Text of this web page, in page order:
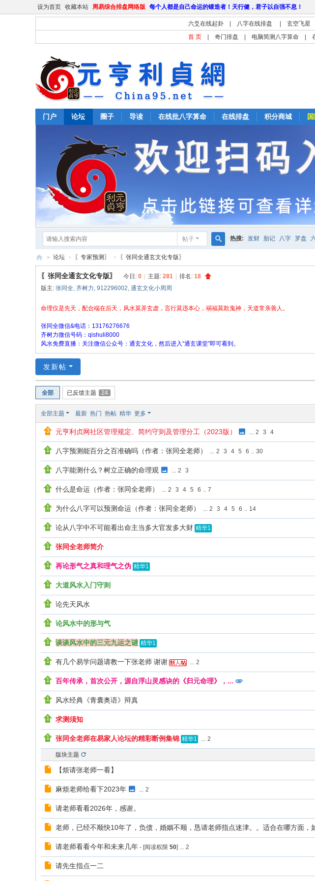
设为首页 收藏本站 周易综合排盘网络版 每个人都是自己命运的锻造者！天行健，君子以自强不息！
六爻在线起卦 八字在线排盘 玄空飞星
首 页
奇门排盘 电脑简测八字算命
门户 论坛 圈子 导读 在线批八字算命 在线排盘 积分商城
帖子
索
热搜: 发财 胎记 八字 罗盘
元
亨
网
在
线
命
论
坛
» 论坛 › 〖专家预测〗 › 〖张同全通玄文化专版〗
〖张同全通玄文化专版〗 今日: 0 主题: 281 排名: 18
版主: 张同全, 齐树力, 912296002, 通玄文化小周周
命理仅是先天，配合端在后天，风水莫弄玄虚，言行莫违本心，祸福莫欺鬼神，天道常亲善人。
张同全微信&电话：13176276676
齐树力微信号码：qishuli8000
风水免费直播：关注微信公众号：通玄文化，然后进入“通玄课堂”即可看到。
发新帖
全部 已反馈主题 24
全部主题 最新 热门 热帖 精华 更多
元亨利贞网社区管理规定、简约守则及管理分工（2023版） ... 2 3 4
八字预测能百分之百准确吗（作者：张同全老师） ... 2 3 4 5 6 .. 30
八字能测什么？树立正确的命理观 ... 2 3
什么是命运（作者：张同全老师） ... 2 3 4 5 6 .. 7
为什么八字可以预测命运（作者：张同全老师） ... 2 3 4 5 6 .. 14
论从八字中不可能看出命主当多大官发多大财 精华1
张同全老师简介
再论形气之真和理气之伪 精华1
大道风水入门守则
论先天风水
论风水中的形与气
谈谈风水中的三元九运之谜 精华1
有几个易学问题请教一下张老师 谢谢 ... 2
百年传承，首次公开，源自浮山灵感诀的《归元命理》，...
风水经典《青囊奥语》辩真
求测须知
张同全老师在易家人论坛的精彩断例集锦 精华1 ... 2
版块主题
【烦请张老师一看】
麻烦老师给看下2023年 ... 2
请老师看看2026年，感谢。
老师，已经不顺快10年了，负债，婚姻不顺，恳请老师指点迷津。。适合在哪方面，
请老师看看今年和未来几年 - [阅读权限 50] ... 2
请先生指点一二